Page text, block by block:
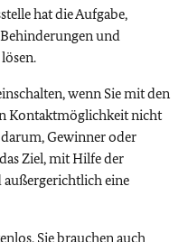
hat die Aufgabe,
und
wenn Sie mit den
Kontaktmöglichkeit nicht
Gewinner oder
Ziel, mit Hilfe der
außergerichtlich eine
Sie brauchen auch